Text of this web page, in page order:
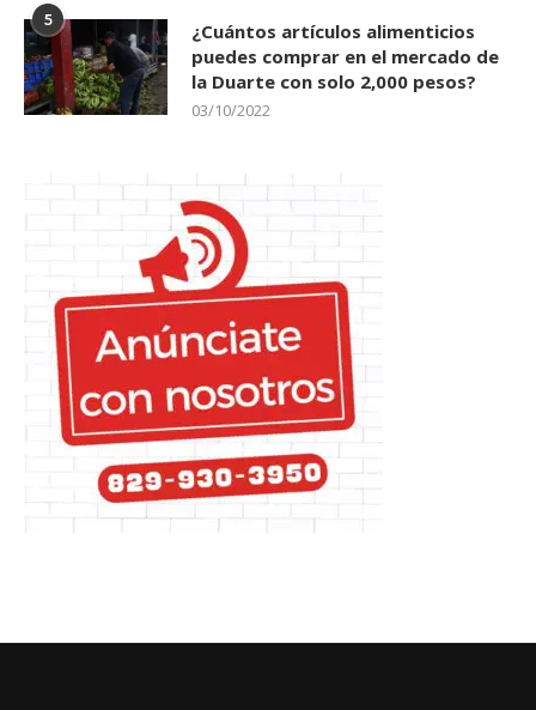
5
¿Cuántos artículos alimenticios
puedes comprar en el mercado de
la Duarte con solo 2,000 pesos?
03/10/2022